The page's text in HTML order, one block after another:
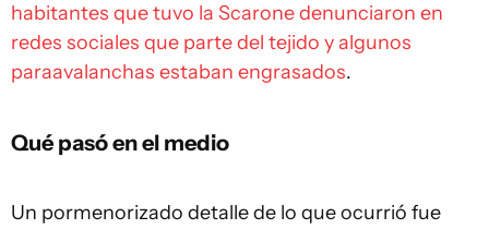
habitantes que tuvo la Scarone denunciaron en
redes sociales que parte del tejido y algunos
paraavalanchas estaban engrasados.
Qué pasó en el medio
Un pormenorizado detalle de lo que ocurrió fue